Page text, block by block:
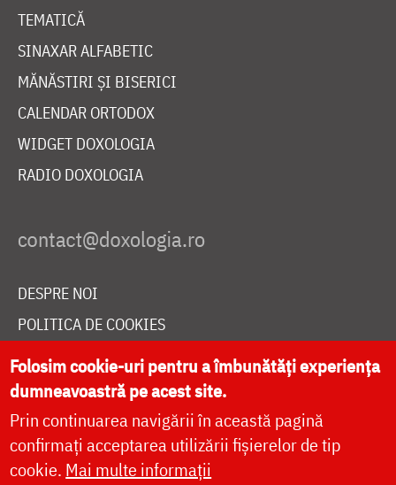
TEMATICĂ
SINAXAR ALFABETIC
MĂNĂSTIRI ȘI BISERICI
CALENDAR ORTODOX
WIDGET DOXOLOGIA
RADIO DOXOLOGIA
DESPRE NOI
POLITICA DE COOKIES
DONEAZĂ ONLINE PENTRU CATEDRALA NAȚIONALĂ
LIVE
Folosim cookie-uri pentru a îmbunătăți experiența
dumneavoastră pe acest site.
Prin continuarea navigării în această pagină
confirmați acceptarea utilizării fișierelor de tip
cookie. Mai multe informații